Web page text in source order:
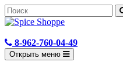
8-962-760-04-49
Открыть меню